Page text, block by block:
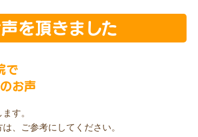
を頂きました
で
お声
す。
、ご参考にしてください。